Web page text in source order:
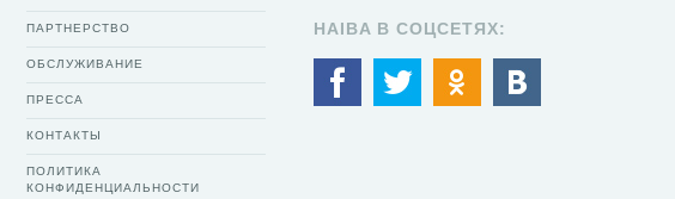
ПАРТНЕРСТВО
ОБСЛУЖИВАНИЕ
ПРЕССА
КОНТАКТЫ
ПОЛИТИКА
КОНФИДЕНЦИАЛЬНОСТИ
HAIBA В СОЦСЕТЯХ: